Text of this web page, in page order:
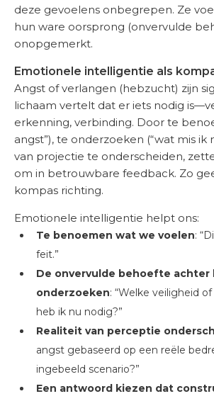
deze gevoelens onbegrepen. Ze
hun ware oorsprong (onvervulde
onopgemerkt.
Emotionele intelligentie als
Angst of verlangen (hebzucht) zijn
lichaam vertelt dat er iets nodig
erkenning, verbinding. Door te
angst”), te onderzoeken (“wat mis ik
van projectie te onderscheiden,
om in betrouwbare feedback. Zo
kompas richting.
Emotionele intelligentie helpt ons:
Te benoemen wat we voelen:
feit.”
De onvervulde behoefte achter
onderzoeken: “Welke veiligheid
heb ik nu nodig?”
Realiteit van perceptie
angst gebaseerd op een reële
ingebeeld scenario?”
Een antwoord kiezen dat